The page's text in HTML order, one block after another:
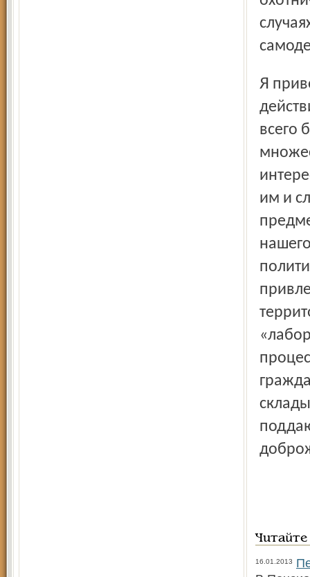
Я приводил примеры нашей ярославской
всего
им и
16.01.2013